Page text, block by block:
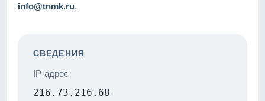
info@tnmk.ru.
СВЕДЕНИЯ
IP-адрес
216.73.216.68